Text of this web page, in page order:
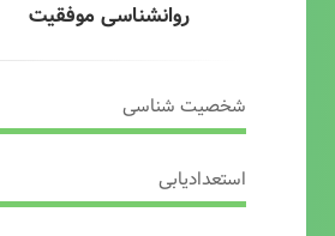
روانشناسی موفقیت
شخصیت شناسی
استعدادیابی